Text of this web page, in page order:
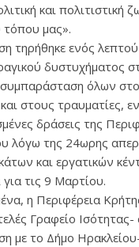
και πολιτιστική
μας».
τηρήθηκε ενός λεπτού
δυστυχήματος
όλων
στους τραυματίες,
δράσεις της
λόγω της 24ωρης
και εργατικών
τις 9 Μαρτίου.
η Περιφέρεια
Γραφείο Ισότητας-
με το Δήμο